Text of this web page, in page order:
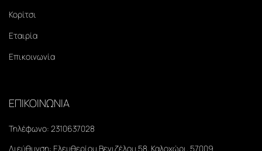
Κορίτσι
Εταιρία
Επικοινωνία
ΕΠΙΚΟΙΝΩΝΙΑ
Τηλέφωνο: 2310637028
Διεύθυνση: Ελευθερίου Βενιζέλου 58, Καλοχώρι, 57009